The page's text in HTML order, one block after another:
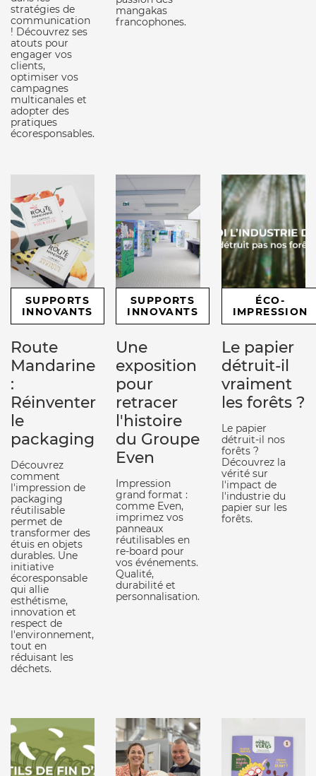
stratégies de
communication
! Découvrez ses
atouts pour
engager vos
clients,
optimiser vos
campagnes
multicanales et
adopter des
pratiques
écoresponsables.
mangakas
francophones.
SUPPORTS
INNOVANTS
Route
Mandarine
:
Réinventer
le
packaging
Découvrez
comment
l'impression de
packaging
réutilisable
permet de
transformer des
étuis en objets
durables. Une
initiative
écoresponsable
qui allie
esthétisme,
innovation et
respect de
l'environnement,
tout en
réduisant les
déchets.
SUPPORTS
INNOVANTS
Une
exposition
pour
retracer
l'histoire
du Groupe
Even
Impression
grand format :
comme Even,
imprimez vos
panneaux
réutilisables en
re-board pour
vos événements.
Qualité,
durabilité et
personnalisation.
ÉCO-
IMPRESSION
Le papier
détruit-il
vraiment
les forêts ?
Le papier
détruit-il nos
forêts ?
Découvrez la
vérité sur
l'impact de
l'industrie du
papier sur les
forêts.